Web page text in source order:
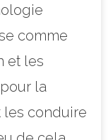
comme
et les
la
les conduire